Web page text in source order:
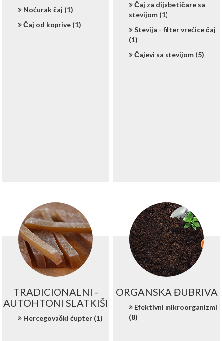
Noćurak čaj (1)
Čaj od koprive (1)
Čaj za dijabetičare sa
stevijom (1)
Stevija - filter vrećice čaj
(1)
Čajevi sa stevijom (5)
TRADICIONALNI -
AUTOHTONI SLATKIŠI
Hercegovački ćupter (1)
ORGANSKA ĐUBRIVA
Efektivni mikroorganizmi
(8)